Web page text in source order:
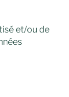
et/ou de